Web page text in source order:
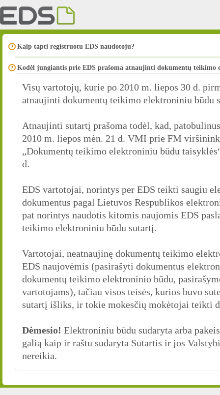
Kaip tapti registruotu EDS naudotoju?
Kodėl jungiantis prie EDS prašoma atnaujinti dokumentų teikimo
Visų vartotojų, kurie po 2010 m. liepos 30 d.
atnaujinti dokumentų teikimo elektroniniu būdu
Atnaujinti sutartį prašoma todėl, kad,
2010 m. liepos mėn. 21 d. VMI prie FM
„Dokumentų teikimo elektroniniu būdu
d.
EDS vartotojai, norintys per EDS teikti saugiu
dokumentus pagal Lietuvos Respublikos
pat norintys naudotis kitomis naujomis EDS
teikimo elektroniniu būdu sutartį.
Vartotojai, neatnaujinę dokumentų teikimo
EDS naujovėmis (pasirašyti dokumentus
dokumentų teikimo elektroninio būdu,
vartotojams), tačiau visos teisės, kurios buvo
sutartį išliks, ir tokie mokesčių mokėtojai teikti
Dėmesio! Elektroniniu būdu sudaryta arba
galią kaip ir raštu sudaryta Sutartis ir jos
nereikia.